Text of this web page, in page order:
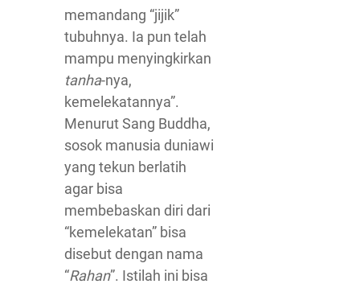
memandang “jijik”
tubuhnya. Ia pun telah
mampu menyingkirkan
tanha-nya,
kemelekatannya”.
Menurut Sang Buddha,
sosok manusia duniawi
yang tekun berlatih
agar bisa
membebaskan diri dari
“kemelekatan” bisa
disebut dengan nama
“Rahan”. Istilah ini bisa